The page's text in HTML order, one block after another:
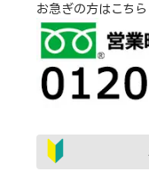
お急ぎの方はこちら